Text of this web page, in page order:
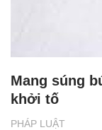
PHÁP LUẬT
Mang súng
khởi tố